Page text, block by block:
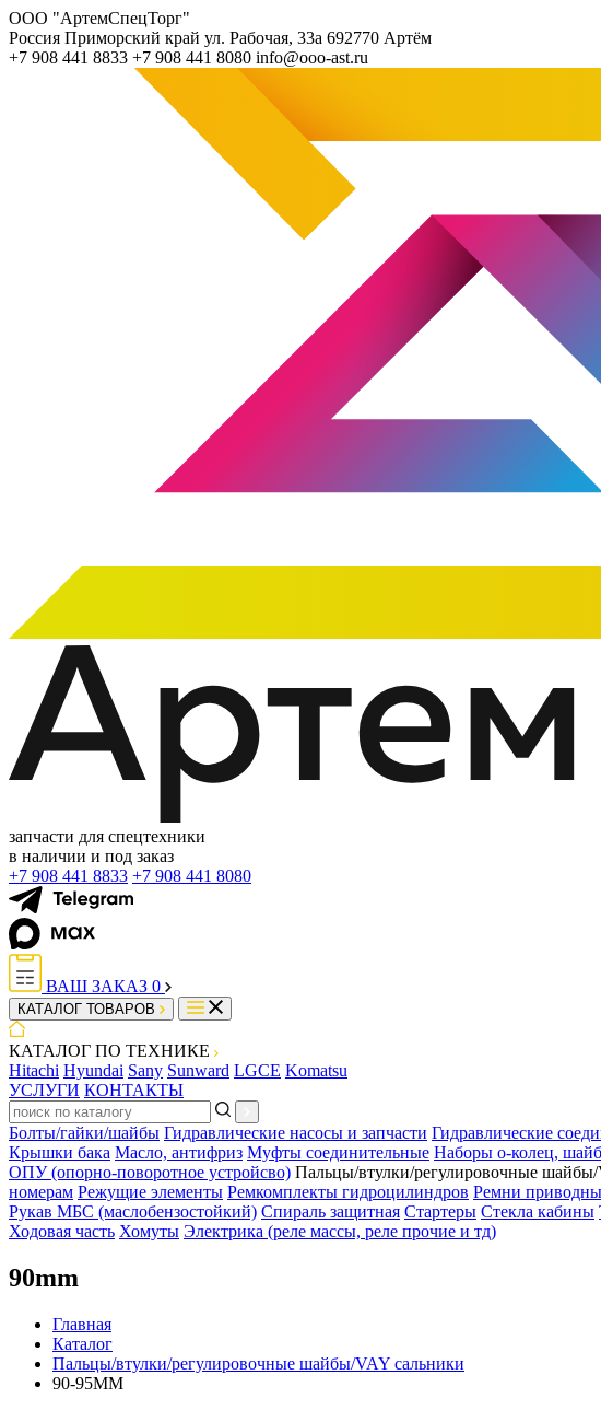
ООО "АртемСпецТорг"
Россия Приморский край ул. Рабочая, 33а 692770 Артём
+7 908 441 8833 +7 908 441 8080 info@ooo-ast.ru
запчасти для спецтехники
в наличии и под заказ
+7 908 441 8833 +7 908 441 8080
ВАШ ЗАКАЗ 0
КАТАЛОГ ТОВАРОВ
КАТАЛОГ ПО ТЕХНИКЕ
Hitachi Hyundai Sany Sunward LGCE Komatsu
УСЛУГИ КОНТАКТЫ
Болты/гайки/шайбы Гидравлические насосы и запчасти Гидравлические
Крышки бака Масло, антифриз Муфты соединительные Наборы о-колец,
ОПУ (опорно-поворотное устройсво) Пальцы/втулки/регулировочные
номерам Режущие элементы Ремкомплекты гидроцилиндров Ремни
Рукав МБС (маслобензостойкий) Спираль защитная Стартеры Стекла кабины
Ходовая часть Хомуты Электрика (реле массы, реле прочие и тд)
90mm
Главная
Каталог
Пальцы/втулки/регулировочные шайбы/VAY сальники
90-95MM